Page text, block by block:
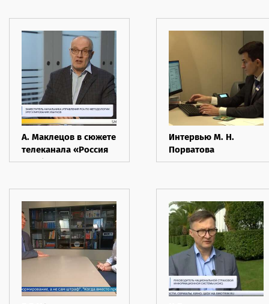
27.05.2025
сектора», 27.05.2025
А. Маклецов в сюжете
телеканала «Россия
1» об оформлении
Интервью М. Н.
Порватова
телеканалу "360"